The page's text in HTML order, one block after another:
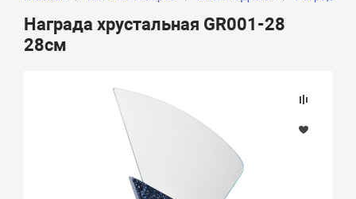
Награда хрустальная GR001-28
28см